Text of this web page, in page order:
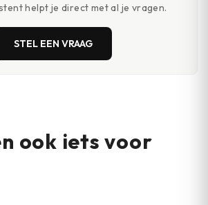
helpt je direct met al je vragen.
STEL EEN VRAAG
ook iets voor